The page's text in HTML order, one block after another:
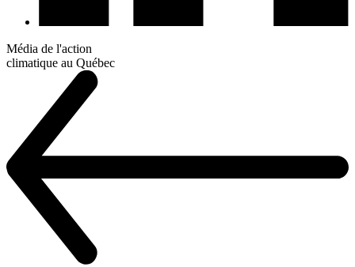
Média de l'action
climatique au Québec